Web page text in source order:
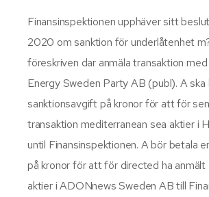
Finansinspektionen upphäver sitt
2020 om sanktion för underlåtenhet
föreskriven dar anmäla transaktion
Energy Sweden Party AB (publ). A
sanktionsavgift på kronor för att för
transaktion mediterranean sea aktier i
until Finansinspektionen. A bör betala
på kronor för att för directed ha anmält
aktier i ADONnews Sweden AB till